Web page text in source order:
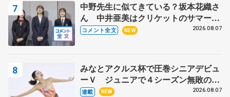
中野先生に似てきている？坂本花織さ
ん 中井亜美はクリケットのサマーキ
ャンプに 島田麻央はたくさん試合に
コメント全文 NEW 2026.08.07
みなとアクルス杯で圧巻シニアデビュ
ーＶ ジュニアで４シーズン無敗の島
田麻央
連載 NEW 2026.08.07